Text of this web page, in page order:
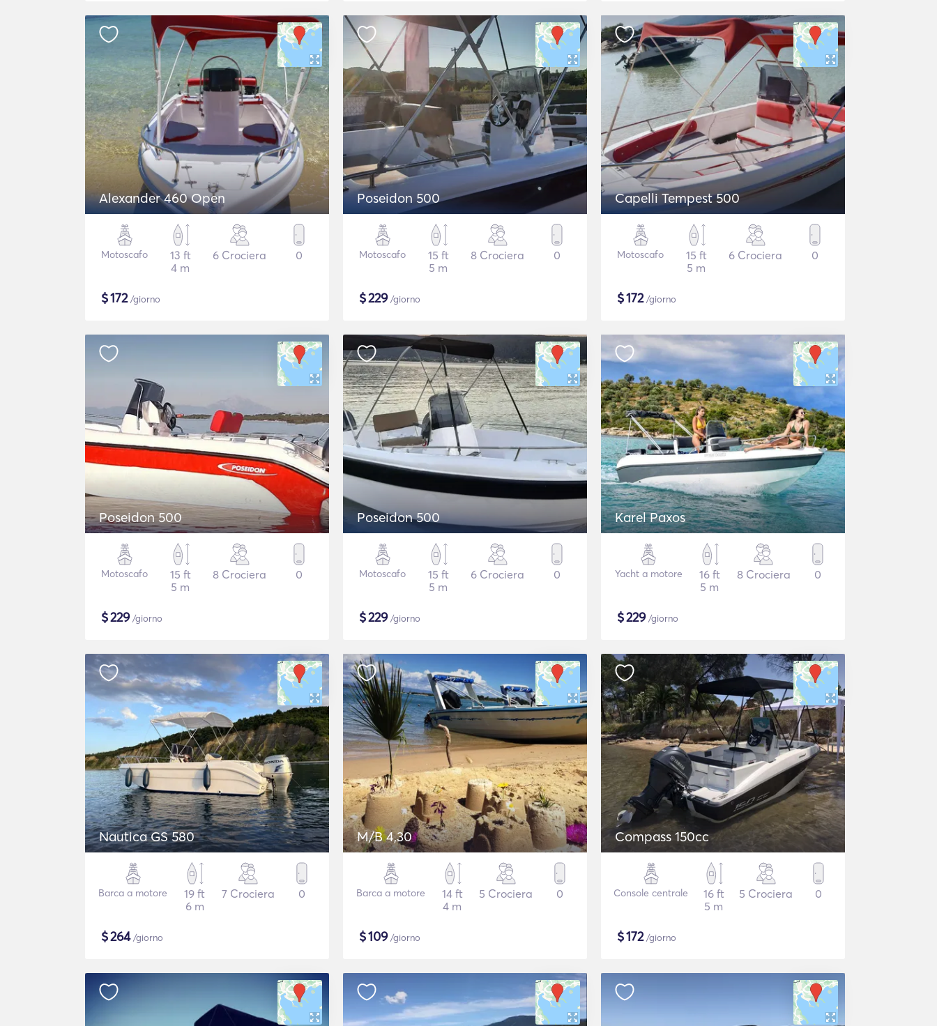
Alexander 460 Open
Motoscafo
13 ft
4 m
6 Crociera 0
$172/giorno
Poseidon 500
Motoscafo
15 ft
5 m
8 Crociera 0
$229/giorno
Capelli Tempest 500
Motoscafo
15 ft
5 m
6 Crociera 0
$172/giorno
Poseidon 500
Motoscafo
15 ft
5 m
8 Crociera 0
$229/giorno
Poseidon 500
Motoscafo
15 ft
5 m
6 Crociera 0
$229/giorno
Karel Paxos
Yacht a motore
16 ft
5 m
8 Crociera 0
$229/giorno
Nautica GS 580
Barca a motore
19 ft
6 m
7 Crociera 0
$264/giorno
M/B 4,30
Barca a motore
14 ft
4 m
5 Crociera 0
$109/giorno
Compass 150cc
Console centrale
16 ft
5 m
5 Crociera 0
$172/giorno